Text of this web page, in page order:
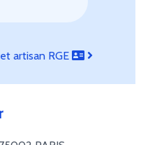
artisan RGE